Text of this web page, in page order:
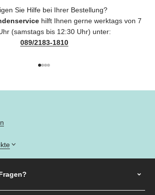
Sie Hilfe bei Ihrer Bestellung?
hilft Ihnen gerne werktags von 7
(samstags bis 12:30 Uhr) unter:
089/2183-1810